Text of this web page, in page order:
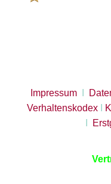
ImpressumI
VerhaltenskodexI